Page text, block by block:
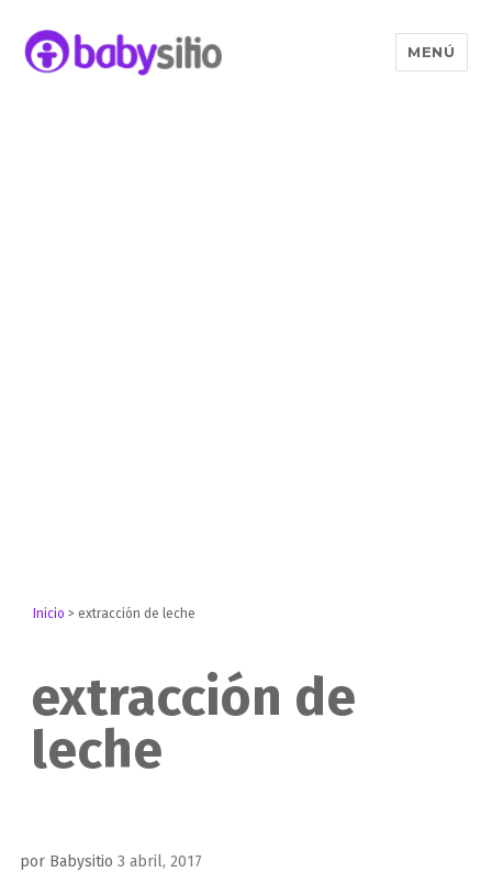
MENÚ
Inicio >extracción de leche
extracción de
leche
por Babysitio Publicado
3 abril, 2017